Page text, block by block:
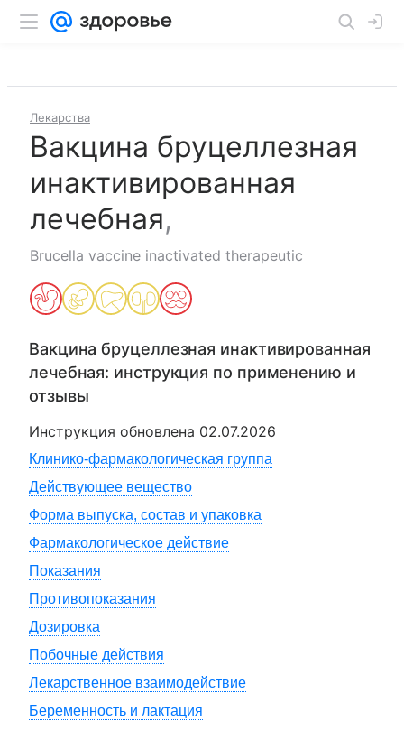
Лекарства
Вакцина бруцеллезная
инактивированная
лечебная,
Brucella vaccine inactivated therapeutic
Вакцина бруцеллезная инактивированная
лечебная: инструкция по применению и
отзывы
Инструкция обновлена 02.07.2026
Клинико-фармакологическая группа
Действующее вещество
Форма выпуска, состав и упаковка
Фармакологическое действие
Показания
Противопоказания
Дозировка
Побочные действия
Лекарственное взаимодействие
Беременность и лактация